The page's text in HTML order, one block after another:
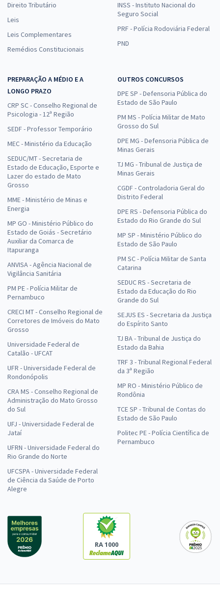
Direito Tributário
Leis
Leis Complementares
Remédios Constitucionais
INSS - Instituto Nacional do
Seguro Social
PRF - Polícia Rodoviária Federal
PND
PREPARAÇÃO A MÉDIO E A
LONGO PRAZO
CRP SC - Conselho Regional de
Psicologia - 12ª Região
SEDF - Professor Temporário
MEC - Ministério da Educação
SEDUC/MT - Secretaria de
Estado de Educação, Esporte e
Lazer do estado de Mato
Grosso
MME - Ministério de Minas e
Energia
MP GO - Ministério Público do
Estado de Goiás - Secretário
Auxiliar da Comarca de
Itapuranga
ANVISA - Agência Nacional de
Vigilância Sanitária
PM PE - Polícia Militar de
Pernambuco
CRECI MT - Conselho Regional de
Corretores de Imóveis do Mato
Grosso
Universidade Federal de
Catalão - UFCAT
UFR - Universidade Federal de
Rondonópolis
CRA MS - Conselho Regional de
Administração do Mato Grosso
do Sul
UFJ - Universidade Federal de
Jataí
UFRN - Universidade Federal do
Rio Grande do Norte
UFCSPA - Universidade Federal
de Ciência da Saúde de Porto
Alegre
OUTROS CONCURSOS
DPE SP - Defensoria Pública do
Estado de São Paulo
PM MS - Polícia Militar de Mato
Grosso do Sul
DPE MG - Defensoria Pública de
Minas Gerais
TJ MG - Tribunal de Justiça de
Minas Gerais
CGDF - Controladoria Geral do
Distrito Federal
DPE RS - Defensoria Pública do
Estado do Rio Grande do Sul
MP SP - Ministério Público do
Estado de São Paulo
PM SC - Polícia Militar de Santa
Catarina
SEDUC RS - Secretaria de
Estado da Educação do Rio
Grande do Sul
SEJUS ES - Secretaria da Justiça
do Espírito Santo
TJ BA - Tribunal de Justiça do
Estado da Bahia
TRF 3 - Tribunal Regional Federal
da 3ª Região
MP RO - Ministério Público de
Rondônia
TCE SP - Tribunal de Contas do
Estado de São Paulo
Politec PE - Polícia Científica de
Pernambuco
RA 1000